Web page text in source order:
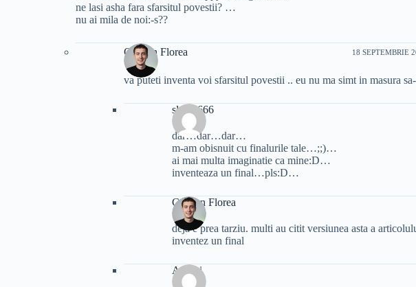
ne lasi asha fara sfarsitul povestii? …
nu ai mila de noi:-s??
Cristian Florea 18 SEPTEMBRIE
va puteti inventa voi sfarsitul povestii .. eu nu ma simt in masura
slayer666
dar…dar…dar…
m-am obisnuit cu finalurile tale…;;)…
ai mai multa imaginatie ca mine:D…
inventeaza un final…pls:D…
Cristian Florea
deja e prea tarziu. multi au citit versiunea asta a
inventez un final
Andrei